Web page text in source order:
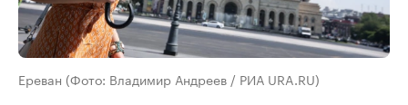
Ереван (Фото: Владимир Андреев / РИА URA.RU)